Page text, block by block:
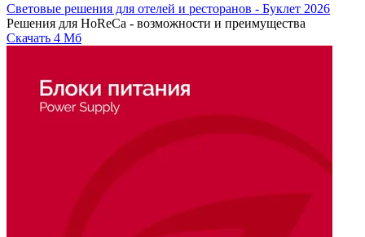
Световые решения для отелей и ресторанов - Буклет 2026
Решения для HoReCa - возможности и преимущества
Скачать 4 Мб